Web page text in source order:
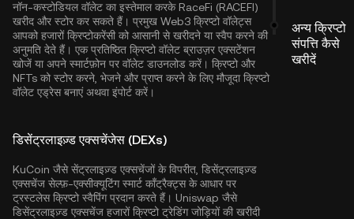
नॉन-कस्टोडियल वॉलेट का इस्तेमाल करके RaceFi (RACEFI)
खरीद और स्टोर कर सकते हैं। प्रमुख Web3 क्रिप्टो वॉलेट्स
आपको हजारों क्रिप्टोकरेंसी को आसानी से खरीदने या स्वैप करने की
अनुमति देते हैं। एक प्रतिष्ठित क्रिप्टो वॉलेट ब्राउज़र एक्सटेंशन
खोजें या अपने स्मार्टफ़ोन पर वॉलेट डाउनलोड करें। क्रिप्टो और
NFTs को स्टोर करने, भेजने और प्राप्त करने के लिए मौजूदा क्रिप्टो
वॉलेट एड्रेस बनाएं अथवा इंपोर्ट करें।
डिसेंट्रलाइज़्ड एक्सचेंजेस (DEXs)
KuCoin जैसे सेंट्रलाइज़्ड एक्सचेंजों के विपरीत, डिसेंट्रलाइज़्ड
एक्सचेंज सेल्फ़-एक्सीक्यूटिंग स्मार्ट कॉंट्रैक्ट्स के आधार पर
ट्रस्टलेस क्रिप्टो स्वैपिंग प्रदान करते हैं। Uniswap जैसे
डिसेंट्रलाइज़्ड एक्सचेंज हजारों क्रिप्टो ट्रेडिंग जोड़ियों की खरीदी
अन्य क्रिप्टो
संपत्ति कैसे
खरीदें